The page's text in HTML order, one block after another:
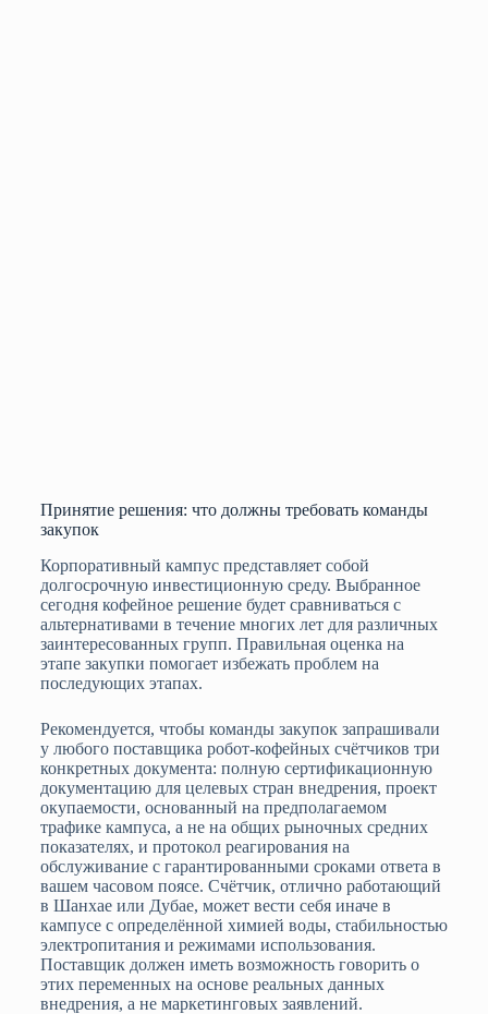
Принятие решения: что должны требовать команды
закупок
Корпоративный кампус представляет собой
долгосрочную инвестиционную среду. Выбранное
сегодня кофейное решение будет сравниваться с
альтернативами в течение многих лет для различных
заинтересованных групп. Правильная оценка на
этапе закупки помогает избежать проблем на
последующих этапах.
Рекомендуется, чтобы команды закупок запрашивали
у любого поставщика робот-кофейных счётчиков три
конкретных документа: полную сертификационную
документацию для целевых стран внедрения, проект
окупаемости, основанный на предполагаемом
трафике кампуса, а не на общих рыночных средних
показателях, и протокол реагирования на
обслуживание с гарантированными сроками ответа в
вашем часовом поясе. Счётчик, отлично работающий
в Шанхае или Дубае, может вести себя иначе в
кампусе с определённой химией воды, стабильностью
электропитания и режимами использования.
Поставщик должен иметь возможность говорить о
этих переменных на основе реальных данных
внедрения, а не маркетинговых заявлений.